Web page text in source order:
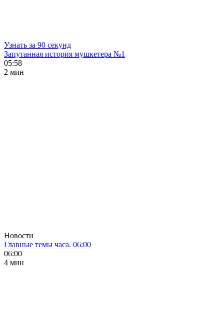
Узнать за 90 секунд
Запутанная история мушкетера №1
05:58
2 мин
Новости
Главные темы часа. 06:00
06:00
4 мин